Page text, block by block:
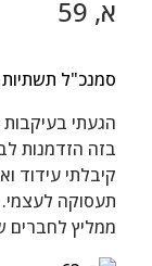
א, 59
סמנכ"ל תשתיות
בזה הזדמנות
קיבלתי עידוד
תעסוקה לעצמי.
ממליץ לחברים